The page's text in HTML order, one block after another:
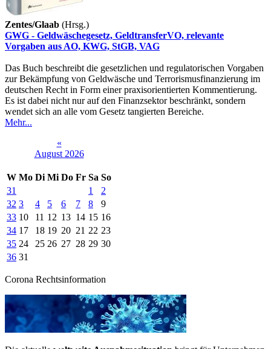
Zentes/Glaab (Hrsg.)
GWG - Geldwäschegesetz, GeldtransferVO, relevante
Vorgaben aus AO, KWG, StGB, VAG
Das Buch beschreibt die gesetzlichen und regulatorischen Vorgaben
zur Bekämpfung von Geldwäsche und Terrorismusfinanzierung im
deutschen Recht in Form einer praxisorientierten Kommentierung.
Es ist dabei nicht nur auf den Finanzsektor beschränkt, sondern
wendet sich an alle vom Gesetz tangierten Bereiche.
Mehr...
«
August 2026
W Mo Di Mi Do Fr Sa So
31
1
2
32 3 4 5 6 7 8
9
33 10 11 12 13 14 15 16
34 17 18 19 20 21 22 23
35 24 25 26 27 28 29 30
36 31
Corona Rechtsinformation